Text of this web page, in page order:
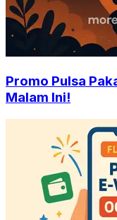
Promo Pulsa
Malam Ini!